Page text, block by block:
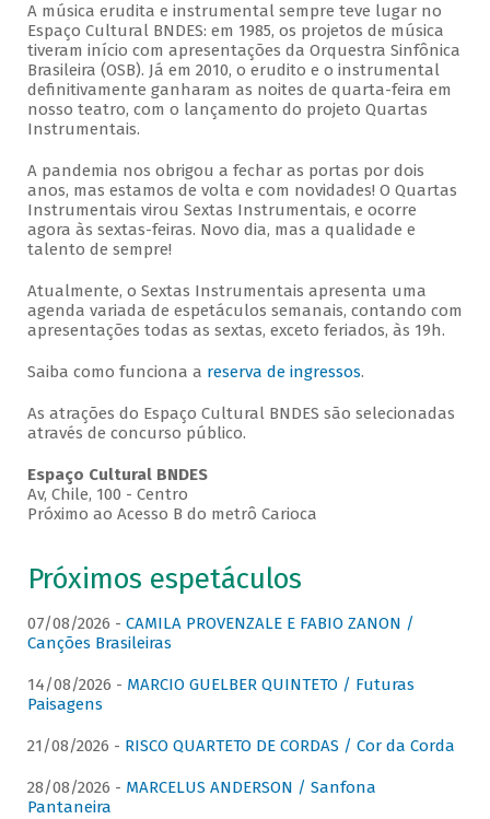
A música erudita e instrumental sempre teve lugar no
Espaço Cultural BNDES: em 1985, os projetos de música
tiveram início com apresentações da Orquestra Sinfônica
Brasileira (OSB). Já em 2010, o erudito e o instrumental
definitivamente ganharam as noites de quarta-feira em
nosso teatro, com o lançamento do projeto Quartas
Instrumentais.
A pandemia nos obrigou a fechar as portas por dois
anos, mas estamos de volta e com novidades! O Quartas
Instrumentais virou Sextas Instrumentais, e ocorre
agora às sextas-feiras. Novo dia, mas a qualidade e
talento de sempre!
Atualmente, o Sextas Instrumentais apresenta uma
agenda variada de espetáculos semanais, contando com
apresentações todas as sextas, exceto feriados, às 19h.
Saiba como funciona a reserva de ingressos.
As atrações do Espaço Cultural BNDES são selecionadas
através de concurso público.
Espaço Cultural BNDES
Av, Chile, 100 - Centro
Próximo ao Acesso B do metrô Carioca
Próximos espetáculos
07/08/2026 - CAMILA PROVENZALE E FABIO ZANON /
Canções Brasileiras
14/08/2026 - MARCIO GUELBER QUINTETO / Futuras
Paisagens
21/08/2026 - RISCO QUARTETO DE CORDAS / Cor da Corda
28/08/2026 - MARCELUS ANDERSON / Sanfona
Pantaneira